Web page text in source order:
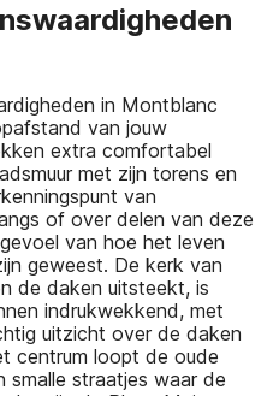
in Montblanc
van jouw
extra comfortabel
met zijn torens en
van
of over delen van deze
van hoe het leven
geweest. De kerk van
de daken uitsteekt, is
indrukwekkend, met
uitzicht over de daken
centrum loopt de oude
straatjes waar de